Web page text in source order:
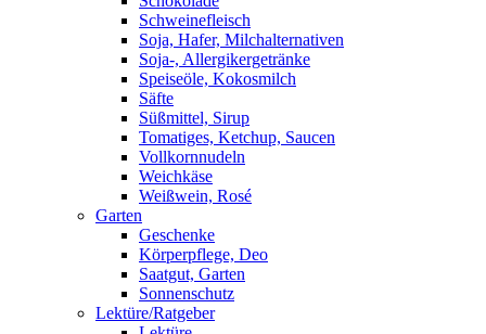
Schweinefleisch
Soja, Hafer, Milchalternativen
Soja-, Allergikergetränke
Speiseöle, Kokosmilch
Säfte
Süßmittel, Sirup
Tomatiges, Ketchup, Saucen
Vollkornnudeln
Weichkäse
Weißwein, Rosé
Garten
Geschenke
Körperpflege, Deo
Saatgut, Garten
Sonnenschutz
Lektüre/Ratgeber